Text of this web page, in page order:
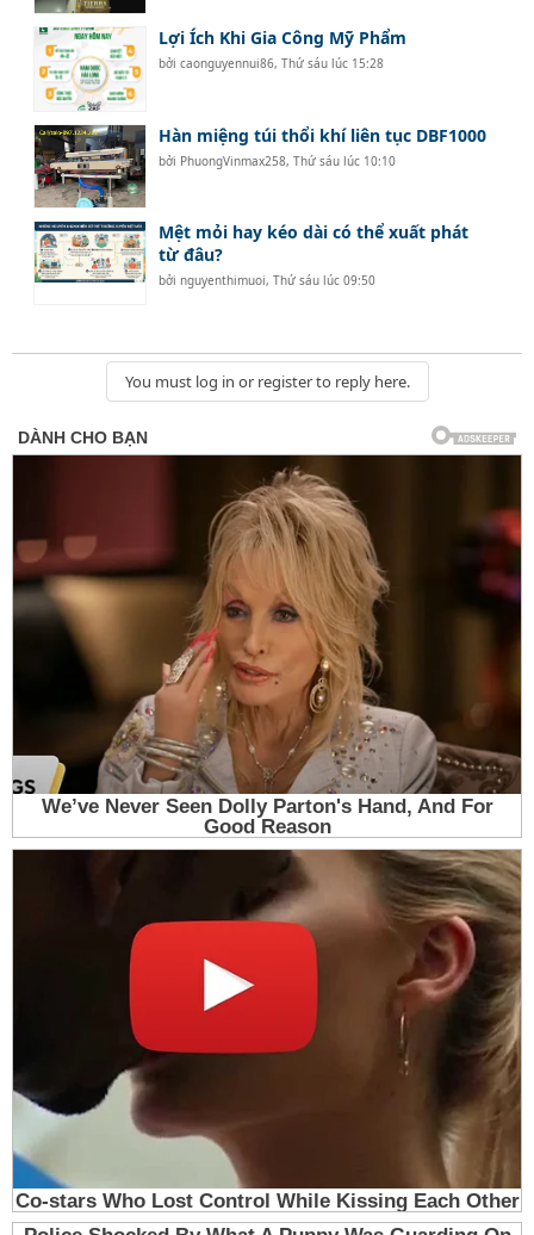
Lợi Ích Khi Gia Công Mỹ Phẩm
bởicaonguyennui86,Thứ sáu lúc 15:28
Hàn miệng túi thổi khí liên tục DBF1000
bởi PhuongVinmax258,Thứ sáu lúc 10:10
Mệt mỏi hay kéo dài có thể xuất phát
từ đâu?
bởinguyenthimuoi,Thứ sáu lúc 09:50
You must log in or register to reply here.